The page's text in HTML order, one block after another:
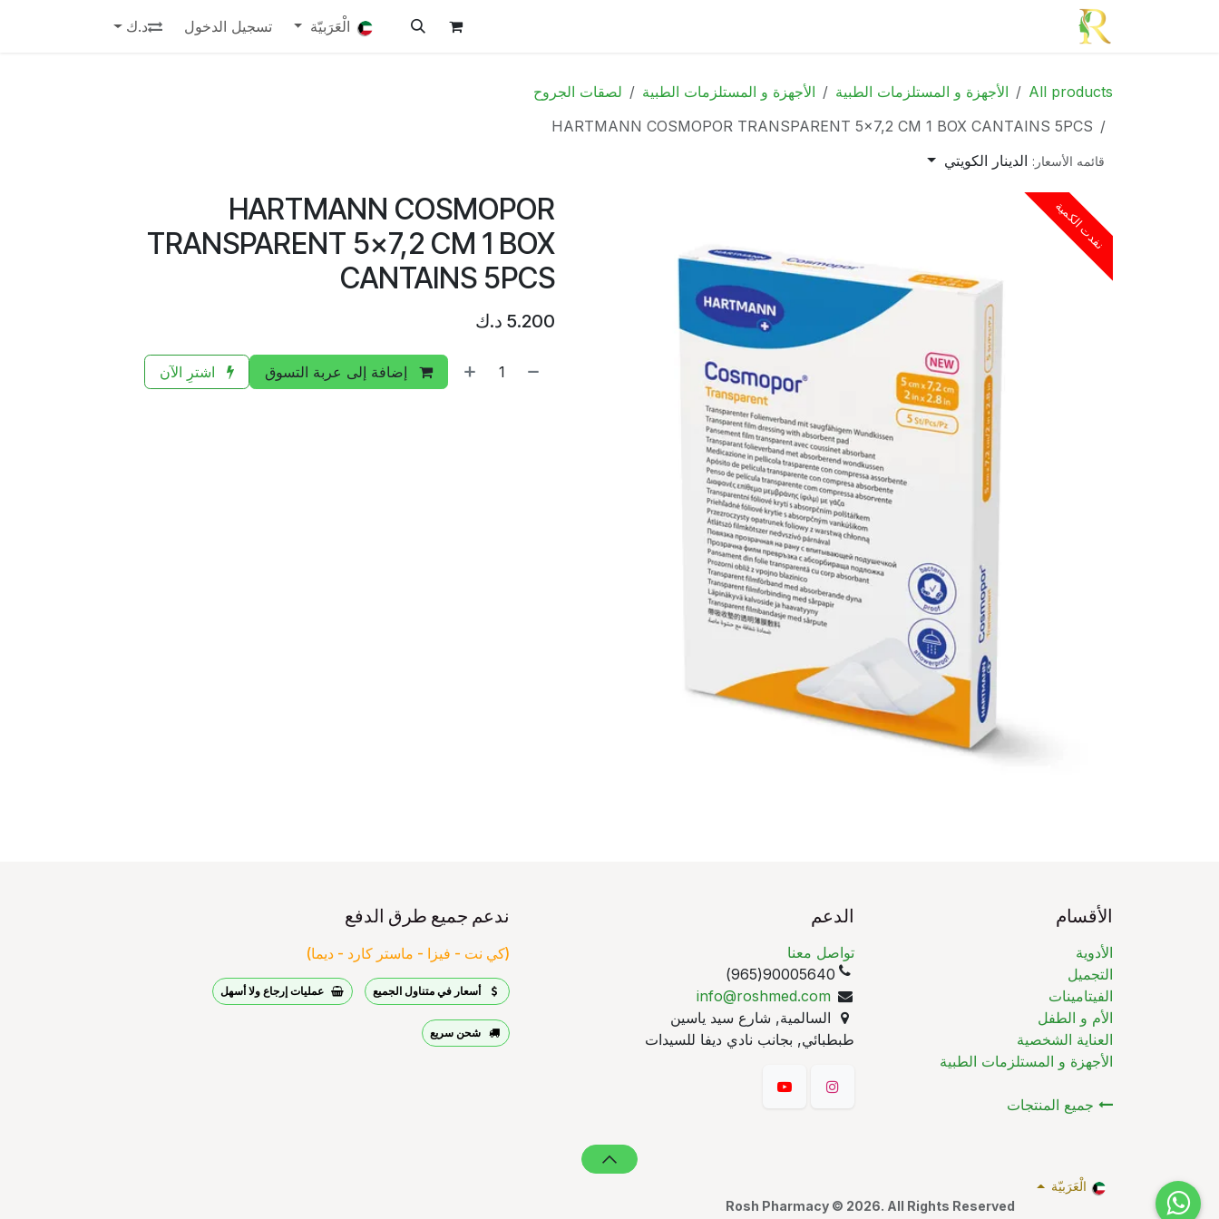
تخطي للذهاب إلى المحتوى
الْعَرَبيّة تسجيل الدخول د.ك
All products الأجهزة و المستلزمات الطبية الأجهزة و المستلزمات الطبية
لصقات الجروح
HARTMANN COSMOPOR TRANSPARENT 5x7,2 CM 1 BOX CANTAINS 5PCS
قائمه الأسعار: الدينار الكويتي
نفدت الكمية
HARTMANN COSMOPOR
TRANSPARENT 5x7,2 CM 1 BOX
CANTAINS 5PCS
5.200 د.ك
إضافة إلى عربة التسوق اشترِ الآن
الأقسام
الأدوية
التجميل
الفيتامينات
الأم و الطفل
العناية الشخصية
الأجهزة و المستلزمات الطبية
جميع المنتجات
الدعم
تواصل معنا
90005640(965)
info@roshmed.com
السالمية, شارع سيد ياسين
طبطبائي, بجانب نادي ديفا للسيدات
ندعم جميع طرق الدفع
(كي نت - فيزا - ماستر كارد - ديما)
أسعار في متناول الجميع عمليات إرجاع ولا أسهل
شحن سريع
Rosh Pharmacy © 2026. All Rights Reserved
الْعَرَبيّة